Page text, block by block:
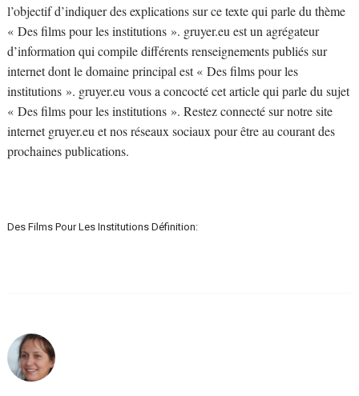
l’objectif d’indiquer des explications sur ce texte qui parle du thème
« Des films pour les institutions ». gruyer.eu est un agrégateur
d’information qui compile différents renseignements publiés sur
internet dont le domaine principal est « Des films pour les
institutions ». gruyer.eu vous a concocté cet article qui parle du sujet
« Des films pour les institutions ». Restez connecté sur notre site
internet gruyer.eu et nos réseaux sociaux pour être au courant des
prochaines publications.
Des Films Pour Les Institutions Définition: